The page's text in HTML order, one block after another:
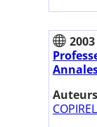
2003